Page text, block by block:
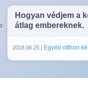
Hogyan védjem a
átlag embereknek.
2018.06.25 | Egyéb otthon